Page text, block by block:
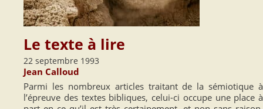
Le texte à lire
22 septembre 1993
Jean Calloud
Parmi les nombreux articles traitant de la sémiotique à
l’épreuve des textes bibliques, celui-ci occupe une place à